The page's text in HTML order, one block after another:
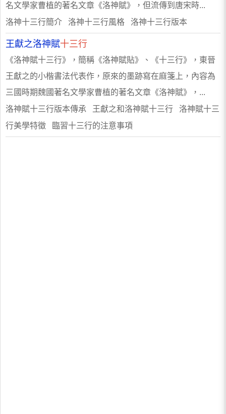
名文學家曹植的著名文章《洛神賦》，但流傳到唐宋時...
洛神十三行簡介 洛神十三行風格 洛神十三行版本
王獻之洛神賦十三行
《洛神賦十三行》，簡稱《洛神賦貼》、《十三行》，東晉
王獻之的小楷書法代表作，原來的墨跡寫在麻箋上，內容為
三國時期魏國著名文學家曹植的著名文章《洛神賦》，...
洛神賦十三行版本傳承 王獻之和洛神賦十三行 洛神賦十三
行美學特徵 臨習十三行的注意事項